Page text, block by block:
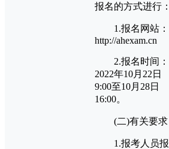
报名的方式进行：
1.报名网站：
http://ahexam.cn
2.报名时间：
2022年10月22日
9:00至10月28日
16:00。
(二)有关要求
1.报考人员报